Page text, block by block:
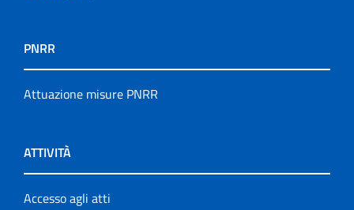
PNRR
Attuazione misure PNRR
ATTIVITÀ
Accesso agli atti